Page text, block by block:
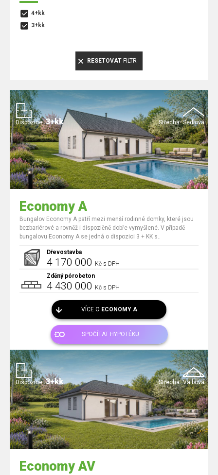
4+kk
3+kk
RESETOVAT FILTR
Střecha: Sedlová
Dispozice: 3+kk
Economy A
Bungalov Economy A patří mezi menší rodinné domky, které jsou
bezbariérové a rovněž i dispozičně dobře vymyšlené. V případě
bungalovu Economy A se jedná o dispozici 3 + KK s..
Dřevostavba
4 170 000 Kč s DPH
Zděný pórobeton
4 430 000 Kč s DPH
VÍCE O ECONOMY A
SPOČÍTAT HYPOTÉKU
Střecha: Valbová
Dispozice: 3+kk
Economy AV